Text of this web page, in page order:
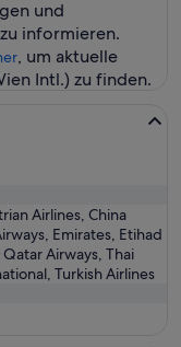
und
informieren.
, um aktuelle
Intl.) zu finden.
Airlines, China
Emirates, Etihad
Airways, Thai
Turkish Airlines